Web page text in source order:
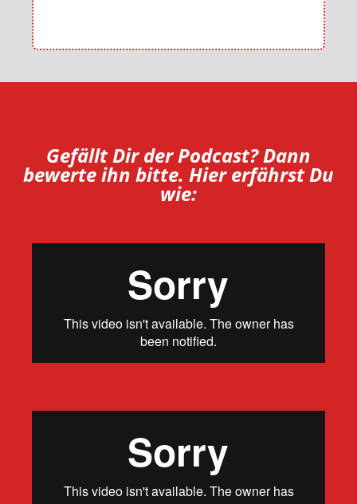
Gefällt Dir der Podcast? Dann
bewerte ihn bitte. Hier erfährst Du
wie: